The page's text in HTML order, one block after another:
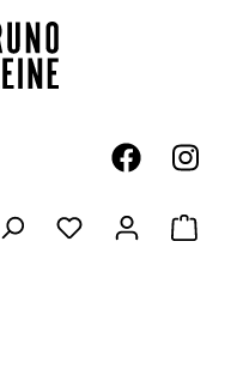
Du hast 0